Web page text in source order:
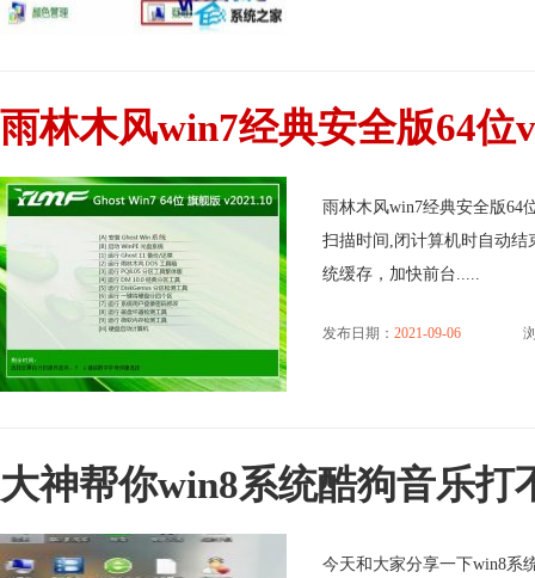
雨林木风win7经典安全版64位
雨林木风win7经典安全版64
扫描时间,闭计算机时自动
统缓存，加快前台.....
发布日期： 2021-09-06
大神帮你win8系统酷狗音乐打
今天和大家分享一下win8系